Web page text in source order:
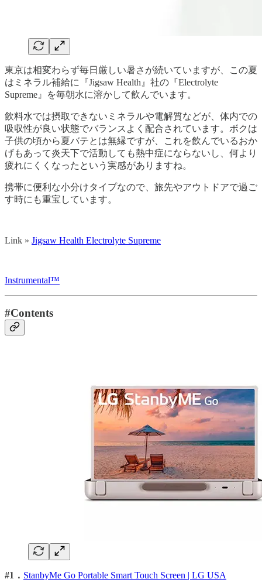
東京は相変わらず毎日厳しい暑さが続いていますが、この夏
はミネラル補給に『Jigsaw Health』社の『Electrolyte
Supreme』を毎朝水に溶かして飲んでいます。
飲料水では摂取できないミネラルや電解質などが、体内での
吸収性が良い状態でバランスよく配合されています。ボクは
子供の頃から夏バテとは無縁ですが、これを飲んでいるおか
げもあって炎天下で活動しても熱中症にならないし、何より
疲れにくくなったという実感がありますね。
携帯に便利な小分けタイプなので、旅先やアウトドアで過ご
す時にも重宝しています。
Link » Jigsaw Health Electrolyte Supreme
Instrumental™
#Contents
#1． StanbyMe Go Portable Smart Touch Screen | LG USA